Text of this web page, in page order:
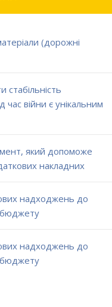
(дорожні
стабільність
час війни є унікальним
який допоможе
накладних
надходжень до
бюджету
надходжень до
бюджету